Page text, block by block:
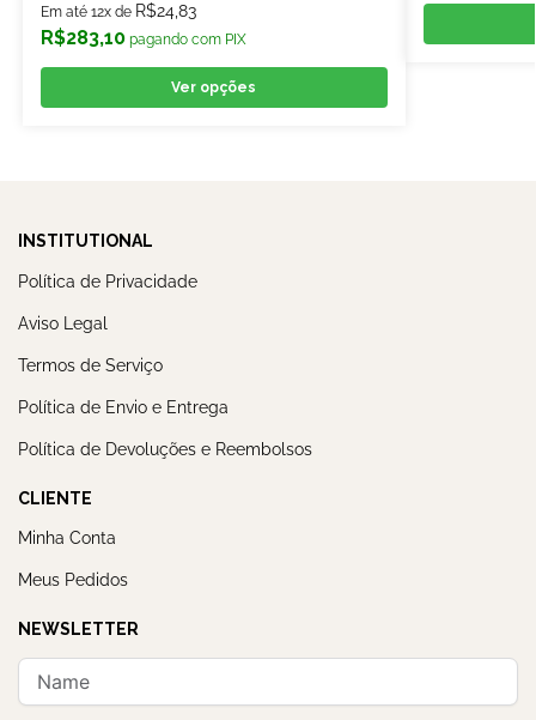
Em até 12x de R$24,83
R$283,10 pagando com PIX
Ver opções
INSTITUTIONAL
Política de Privacidade
Aviso Legal
Termos de Serviço
Política de Envio e Entrega
Política de Devoluções e Reembolsos
CLIENTE
Minha Conta
Meus Pedidos
NEWSLETTER